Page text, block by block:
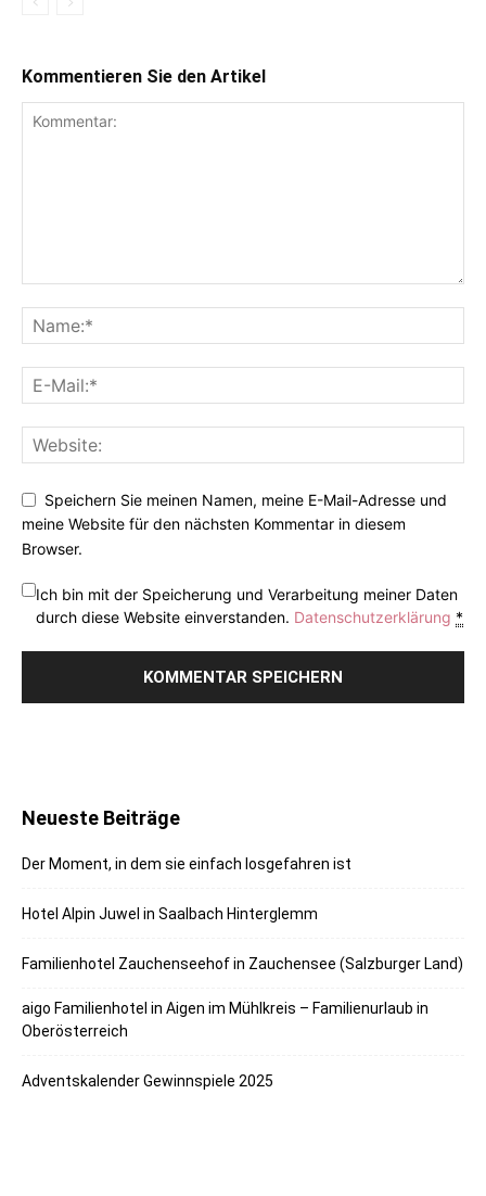
Kommentieren Sie den Artikel
Speichern Sie meinen Namen, meine E-Mail-Adresse und
meine Website für den nächsten Kommentar in diesem
Browser.
Ich bin mit der Speicherung und Verarbeitung meiner Daten
durch diese Website einverstanden. Datenschutzerklärung *
Neueste Beiträge
Der Moment, in dem sie einfach losgefahren ist
Hotel Alpin Juwel in Saalbach Hinterglemm
Familienhotel Zauchenseehof in Zauchensee (Salzburger Land)
aigo Familienhotel in Aigen im Mühlkreis – Familienurlaub in
Oberösterreich
Adventskalender Gewinnspiele 2025